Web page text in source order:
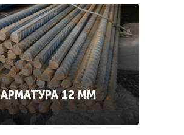
АРМАТУРА 12 ММ